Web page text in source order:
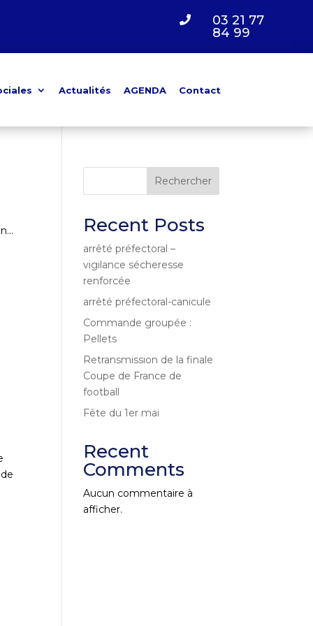

03 21 77
84 99
Actualités AGENDA Contact
Rechercher
Recent Posts
arrêté préfectoral –
vigilance sécheresse
renforcée
arrêté préfectoral-canicule
Commande groupée :
Pellets
Retransmission de la finale
Coupe de France de
football
Fête du 1er mai
Recent
Comments
Aucun commentaire à
afficher.